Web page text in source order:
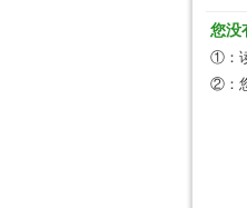
您没
①：
②：